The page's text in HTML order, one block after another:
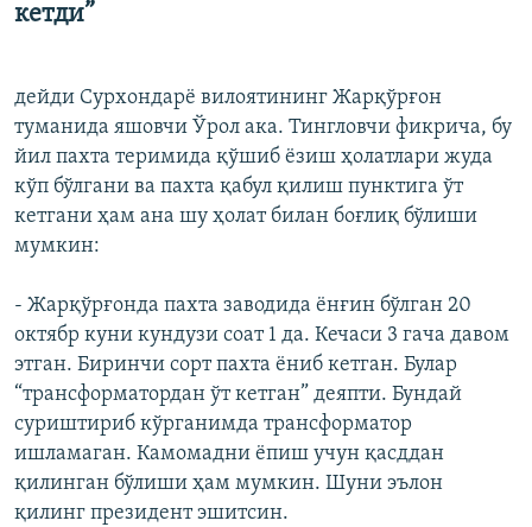
кетди”
дейди Сурхондарё вилоятининг Жарқўрғон
туманида яшовчи Ўрол ака. Тингловчи фикрича, бу
йил пахта теримида қўшиб ёзиш ҳолатлари жуда
кўп бўлгани ва пахта қабул қилиш пунктига ўт
кетгани ҳам ана шу ҳолат билан боғлиқ бўлиши
мумкин:
- Жарқўрғонда пахта заводида ëнғин бўлган 20
октябр куни кундузи соат 1 да. Кечаси 3 гача давом
этган. Биринчи сорт пахта ëниб кетган. Булар
“трансформатордан ўт кетган” деяпти. Бундай
суриштириб кўрганимда трансформатор
ишламаган. Камомадни ëпиш учун қасддан
қилинган бўлиши ҳам мумкин. Шуни эълон
қилинг президент эшитсин.